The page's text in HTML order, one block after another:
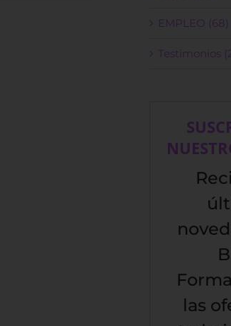
EMPLEO (68)
Testimonios
las